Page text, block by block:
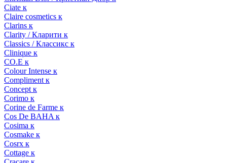
Ciate к
Claire cosmetics к
Clarins к
Clarity / Кларити к
Classics / Классикс к
Clinique к
CO.E к
Colour Intense к
Compliment к
Concept к
Corimo к
Corine de Farme к
Cos De BAHA к
Cosima к
Cosmake к
Cosrx к
Cottage к